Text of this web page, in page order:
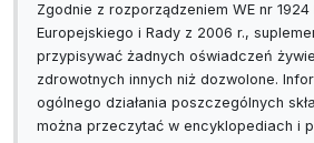
skóra, łuszczyca...), poprawia
skóry głowy.
Jest przenośny, więc można go
wakacje i w podróż służbową.
Zgodnie z rozporządzeniem WE nr 1924
Europejskiego i Rady z 2006 r.,
przypisywać żadnych oświadczeń
zdrowotnych innych niż dozwolone.
ogólnego działania poszczególnych
można przeczytać w encyklopediach i